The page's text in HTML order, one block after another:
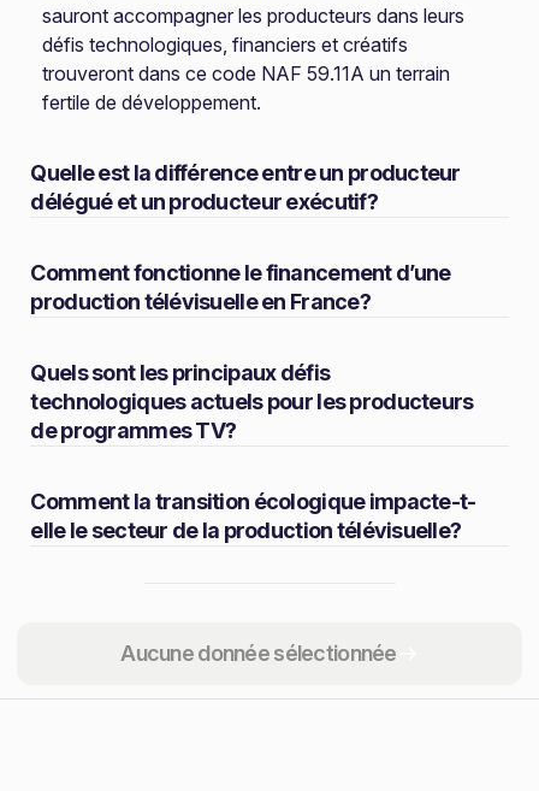
Aucune donnée sélectionnée
sauront accompagner les producteurs dans leurs
défis technologiques, financiers et créatifs
trouveront dans ce code NAF 59.11A un terrain
fertile de développement.
Quelle est la différence entre un producteur
délégué et un producteur exécutif?
Comment fonctionne le financement d’une
production télévisuelle en France?
Quels sont les principaux défis
technologiques actuels pour les producteurs
de programmes TV?
Comment la transition écologique impacte-t-
elle le secteur de la production télévisuelle?
Partager